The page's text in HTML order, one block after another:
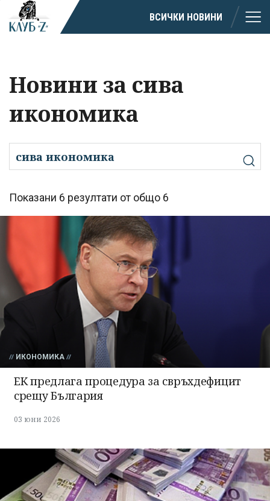
ВСИЧКИ НОВИНИ
Новини за сива
икономика
Показани 6 резултати от общо 6
ИКОНОМИКА
ЕК предлага процедура за свръхдефицит
срещу България
03 юни 2026